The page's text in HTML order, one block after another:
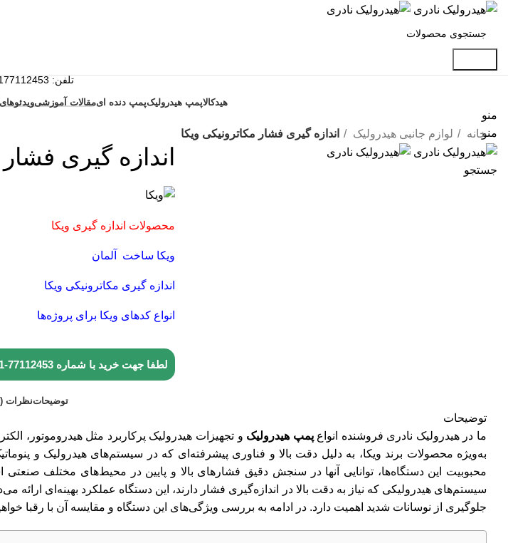
تلفن: 02177112453
همراه: 09120199517
منو
منو
جستجو
هیدکالاپمپ هیدرولیکپمپ دنده ایمقالات آموزشی
خانه لوازم جانبی هیدرولیک اندازه گیری فشار مکاترونیکی ویکا
اندازه گیری
محصولات اندازه گیری ویکا
ویکا ساخت آلمان
اندازه گیری مکاترونیکی ویکا
انواع کدهای ویکا برای پروژه‌ها
لطفا جهت خرید با شماره 77112453-021
توضیحاتنظرات (0)
توضیحات
ما در هیدرولیک نادری فروشنده انواعپمپ هیدرولیک و تجهیزات هیدرولیک پرکاربرد مثل هیدروموتور،
به‌ویژه محصولات برند ویکا، به دلیل دقت بالا و فناوری پیشرفته‌ای که در سیستم‌های هیدرولیک و
محبوبیت این دستگاه‌ها، توانایی آنها در سنجش دقیق فشارهای بالا و پایین در محیط‌های مختلف صنعتی
سیستم‌های هیدرولیکی که نیاز به دقت بالا در اندازه‌گیری فشار دارند، این دستگاه عملکرد بهینه‌ای
جلوگیری از نوسانات شدید اهمیت دارد. در ادامه به بررسی ویژگی‌های این دستگاه و مقایسه آن با رقبا